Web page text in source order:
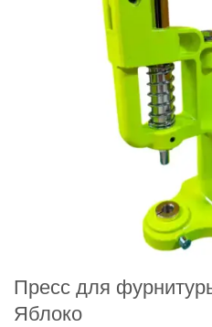
Пресс для
Яблоко